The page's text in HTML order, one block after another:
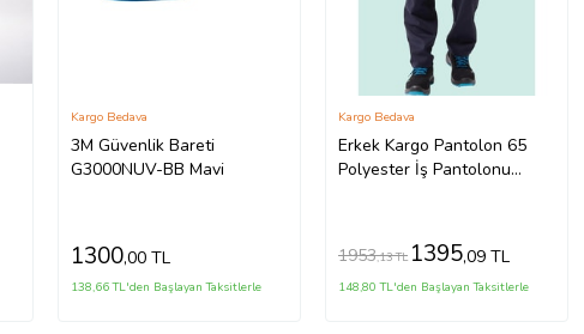
3M Güvenlik Bareti
G3000NUV-BB Mavi
Kargo Bedava
1300,00 TL
138,66 TL'den Başlayan Taksitlerle
Erkek Kargo Pantolon 65
Polyester İş Pantolonu
Kargo Bedava
1953,13 TL 1395,09 TL
148,80 TL'den Başlayan Taksitlerle